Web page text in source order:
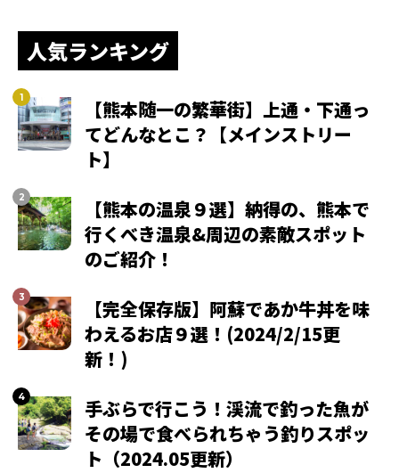
人気ランキング
【熊本随一の繁華街】上通・下通っ
てどんなとこ？【メインストリー
ト】
【熊本の温泉９選】納得の、熊本で
行くべき温泉&周辺の素敵スポット
のご紹介！
【完全保存版】阿蘇であか牛丼を味
わえるお店９選！(2024/2/15更
新！)
手ぶらで行こう！渓流で釣った魚が
その場で食べられちゃう釣りスポッ
ト（2024.05更新）